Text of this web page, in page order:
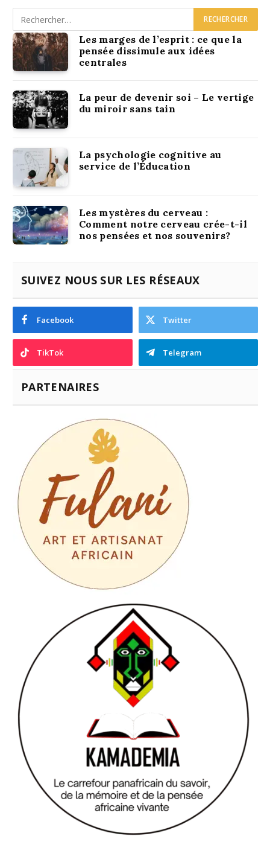
Les marges de l’esprit : ce que la
pensée dissimule aux idées
centrales
La peur de devenir soi – Le vertige
du miroir sans tain
La psychologie cognitive au
service de l’Éducation
Les mystères du cerveau :
Comment notre cerveau crée-t-il
nos pensées et nos souvenirs?
SUIVEZ NOUS SUR LES RÉSEAUX
Facebook Twitter
TikTok Telegram
PARTENAIRES